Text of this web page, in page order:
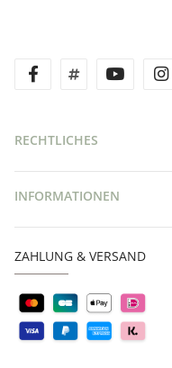
facebooktwitter youtube
RECHTLICHES
INFORMATIONEN
ZAHLUNG & VERSAND